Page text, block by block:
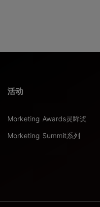
活动
Morketing Awards灵眸奖
Morketing Summit系列